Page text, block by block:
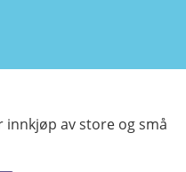
av store og små